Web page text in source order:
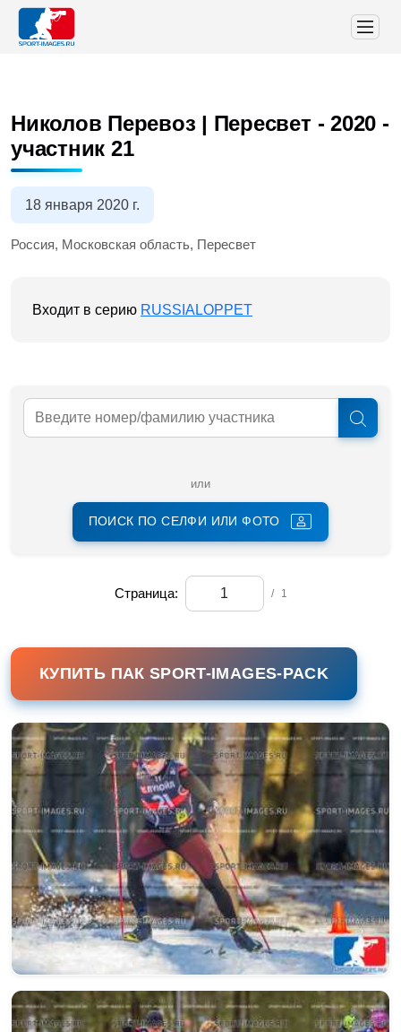
Николов Перевоз | Пересвет - 2020 -
участник 21
18 января 2020 г.
Россия, Московская область, Пересвет
Входит в серию RUSSIALOPPET
или
ПОИСК ПО СЕЛФИ ИЛИ ФОТО
Страница: / 1
КУПИТЬ ПАК SPORT-IMAGES-PACK